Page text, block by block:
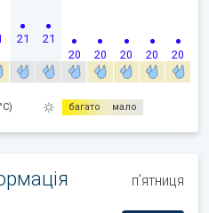
21
21
20
20 20 20 20
багато мало
пʼятниця